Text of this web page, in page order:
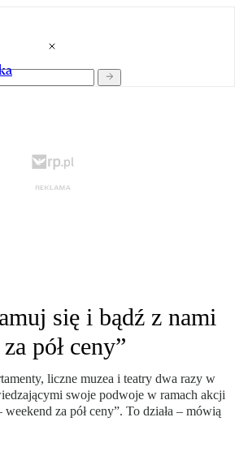
się i bądź z nami
pół ceny”
liczne muzea i teatry dwa razy w
swoje podwoje w ramach akcji
za pół ceny”. To działa – mówią